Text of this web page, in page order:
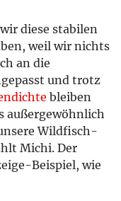
diese stabilen
weil wir nichts
an die
und trotz
bleiben
außergewöhnlich
Wildfisch-
Michi. Der
Beispiel, wie